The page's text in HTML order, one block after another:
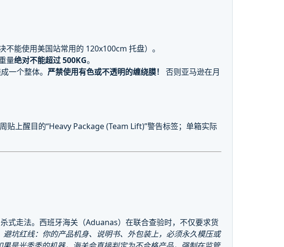
不能使用美国站常用的 120x100cm 托盘）。
量绝对不能超过 500KG。
一个整体。 严禁使用有色或不透明的缠绕膜！
否则亚马逊在月
贴上醒目的“Heavy Package (Team Lift)”警告标签；单箱实际
式走法。西班牙海关（Aduanas）在联合查验时，不仅要求货
避坑红线：你的产品机身、说明书、外包装上，必须永久模压或